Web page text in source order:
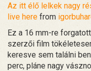
Az itt élő lelkek nagy
live here from
Ez a 16 mm-re
szerzői film
keresve sem találni
perc, pláne nagy